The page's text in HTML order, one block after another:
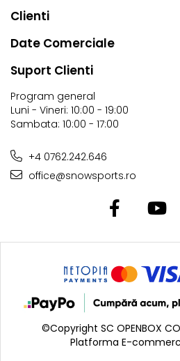
Intelligent straps
confort la incaltare, strapul
exterior cand este desfacut astfel
usoara.
Clienti
Date Comerciale
Suport Clienti
Program general
Luni - Vineri: 10:00 - 19:00
Sambata: 10:00 - 17:00
+4 0762.242.646
office@snowsports.ro
©Copyright SC OPENBOX
Platforma E-